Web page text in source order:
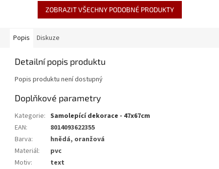
ZOBRAZIT VŠECHNY PODOBNÉ PRODUKTY
Popis Diskuze
Detailní popis produktu
Popis produktu není dostupný
Doplňkové parametry
Kategorie: Samolepící dekorace - 47x67cm
EAN:
8014093622355
Barva:
hnědá, oranžová
Materiál:
pvc
Motiv:
text